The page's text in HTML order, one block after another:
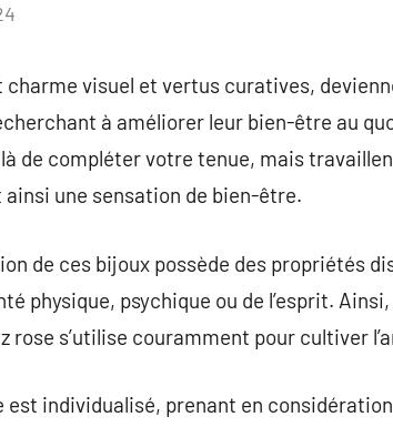
visuel et vertus curatives,
à améliorer leur bien-être au
de compléter votre tenue, mais
une sensation de bien-être.
de ces bijoux possède des propriétés
physique, psychique ou de l’esprit.
s’utilise couramment pour cultiver
est individualisé, prenant en